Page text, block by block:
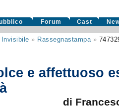
Forum Cast
Invisibile » Rassegnastampa»
e affettuoso
di